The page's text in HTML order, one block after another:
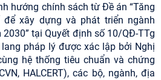
hướng chính sách từ Đề án “Tăng
xây dựng và phát triển ngành
tại Quyết định số 10/QĐ-TTg
pháp lý được xác lập bởi Nghị
hệ thống tiêu chuẩn và chứng
HALCERT), các bộ, ngành, địa